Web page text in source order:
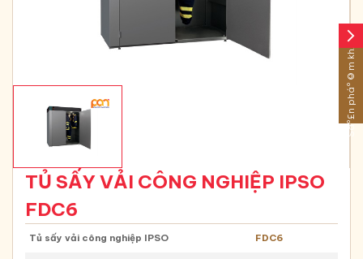
TỦ SẤY VẢI CÔNG NGHIỆP IPSO
FDC6
Tủ sấy vải công nghiệp IPSO FDC6
arrow_forward_ios
Sáº£n pháº©m khÃ¡c